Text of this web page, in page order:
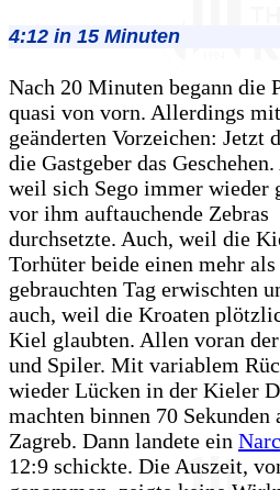
4:12 in 15 Minuten
Nach 20 Minuten begann die
quasi von vorn. Allerdings mit
geänderten Vorzeichen: Jetzt
die Gastgeber das
weil sich Sego immer wieder
vor ihm auftauchende Zebras
durchsetzte. Auch, weil die
Torhüter beide einen mehr als
gebrauchten Tag erwischten
auch, weil die Kroaten
Kiel glaubten. Allen voran
und Spiler. Mit variablem
wieder Lücken in der Kieler
machten binnen 70
Zagreb. Dann landete ein
12:9 schickte. Die Auszeit,